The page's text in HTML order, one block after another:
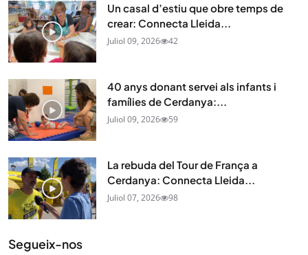
Un casal d’estiu que obre temps de
crear: Connecta Lleida...
Juliol 09, 2026 42
40 anys donant servei als infants i
famílies de Cerdanya:...
Juliol 09, 2026 59
La rebuda del Tour de França a
Cerdanya: Connecta Lleida...
Juliol 07, 2026 98
Segueix-nos